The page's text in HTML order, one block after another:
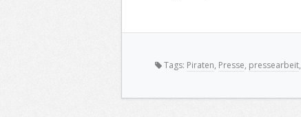
Tags: Piraten, Presse, pressearbeit,